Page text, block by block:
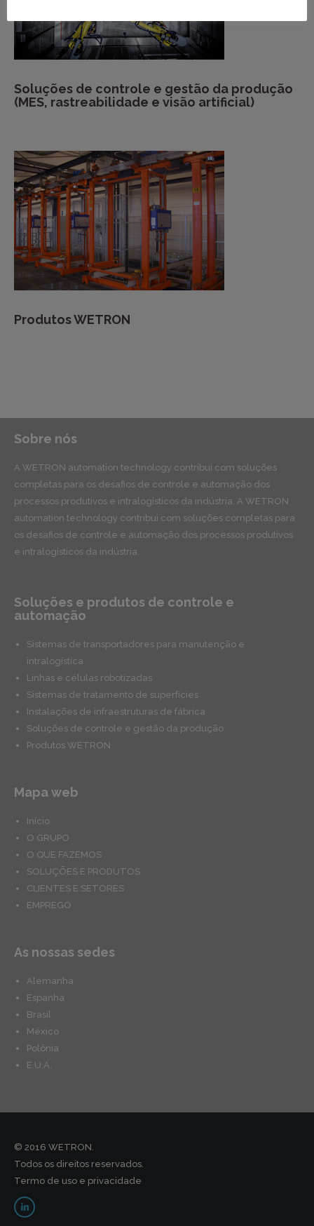
Soluções de controle e gestão da produção
(MES, rastreabilidade e visão artificial)
Produtos WETRON
Sobre nós
A WETRON automation technology contribui com soluções
completas para os desafios de controle e automação dos
processos produtivos e intralogísticos da indústria. A WETRON
automation technology contribui com soluções completas para
os desafios de controle e automação dos processos produtivos
e intralogísticos da indústria.
Soluções e produtos de controle e
automação
Sistemas de transportadores para manutenção e
intralogística
Linhas e células robotizadas
Sistemas de tratamento de superfícies
Instalações de infraestruturas de fábrica
Soluções de controle e gestão da produção
Produtos WETRON
Mapa web
Início
O GRUPO
O QUE FAZEMOS
SOLUÇÕES E PRODUTOS
CLIENTES E SETORES
EMPREGO
As nossas sedes
Alemanha
Espanha
Brasil
México
Polônia
E.U.A.
© 2016 WETRON.
Todos os direitos reservados.
Termo de uso e privacidade